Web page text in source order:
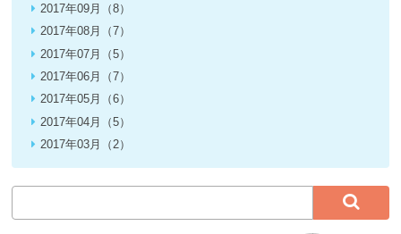
2017年09月（8）
2017年08月（7）
2017年07月（5）
2017年06月（7）
2017年05月（6）
2017年04月（5）
2017年03月（2）